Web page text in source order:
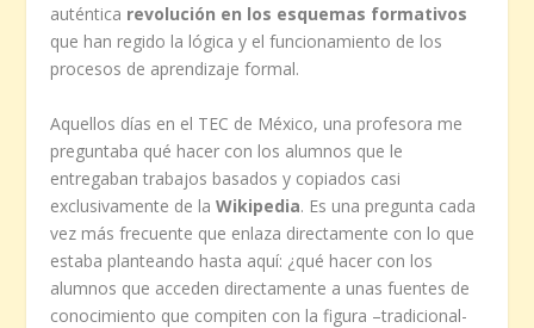
auténtica revolución en los esquemas formativos
que han regido la lógica y el funcionamiento de los
procesos de aprendizaje formal.
Aquellos días en el TEC de México, una profesora me
preguntaba qué hacer con los alumnos que le
entregaban trabajos basados y copiados casi
exclusivamente de laWikipedia. Es una pregunta cada
vez más frecuente que enlaza directamente con lo que
estaba planteando hasta aquí: ¿qué hacer con los
alumnos que acceden directamente a unas fuentes de
conocimiento que compiten con la figura –tradicional-